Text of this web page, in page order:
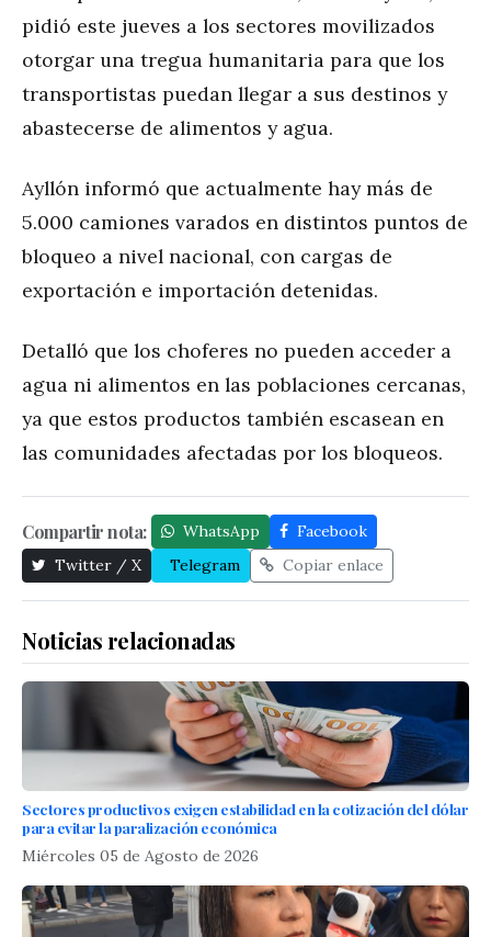
pidió este jueves a los sectores movilizados
otorgar una tregua humanitaria para que los
transportistas puedan llegar a sus destinos y
abastecerse de alimentos y agua.
Ayllón informó que actualmente hay más de
5.000 camiones varados en distintos puntos de
bloqueo a nivel nacional, con cargas de
exportación e importación detenidas.
Detalló que los choferes no pueden acceder a
agua ni alimentos en las poblaciones cercanas,
ya que estos productos también escasean en
las comunidades afectadas por los bloqueos.
Compartir nota: WhatsApp
Facebook
Twitter / X
Telegram Copiar enlace
Noticias relacionadas
Sectores productivos exigen estabilidad en la cotización del dólar
para evitar la paralización económica
Miércoles 05 de Agosto de 2026